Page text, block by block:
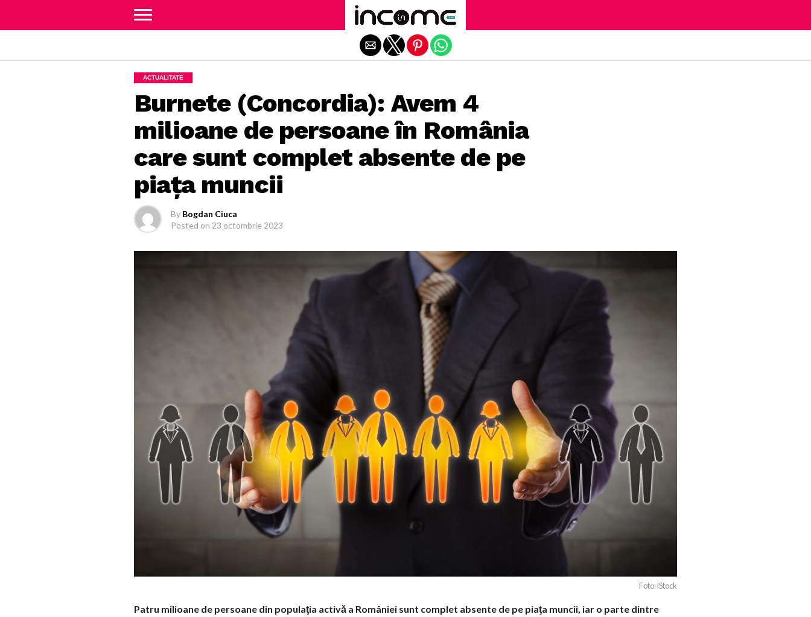
ACTUALITATE
Burnete (Concordia): Avem 4
milioane de persoane în România
care sunt complet absente de pe
piaţa muncii
By Bogdan Ciuca
Posted on 23 octombrie 2023
Foto: iStock
Patru milioane de persoane din populaţia activă a României sunt complet absente de pe piaţa muncii, iar o parte dintre
Exit mobile version